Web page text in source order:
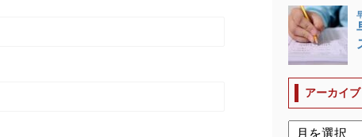
アーカイブ